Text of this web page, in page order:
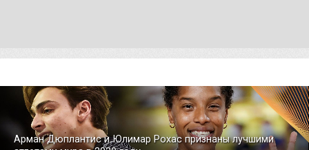
Арман Дюплантис и Юлимар Рохас признаны лучшими